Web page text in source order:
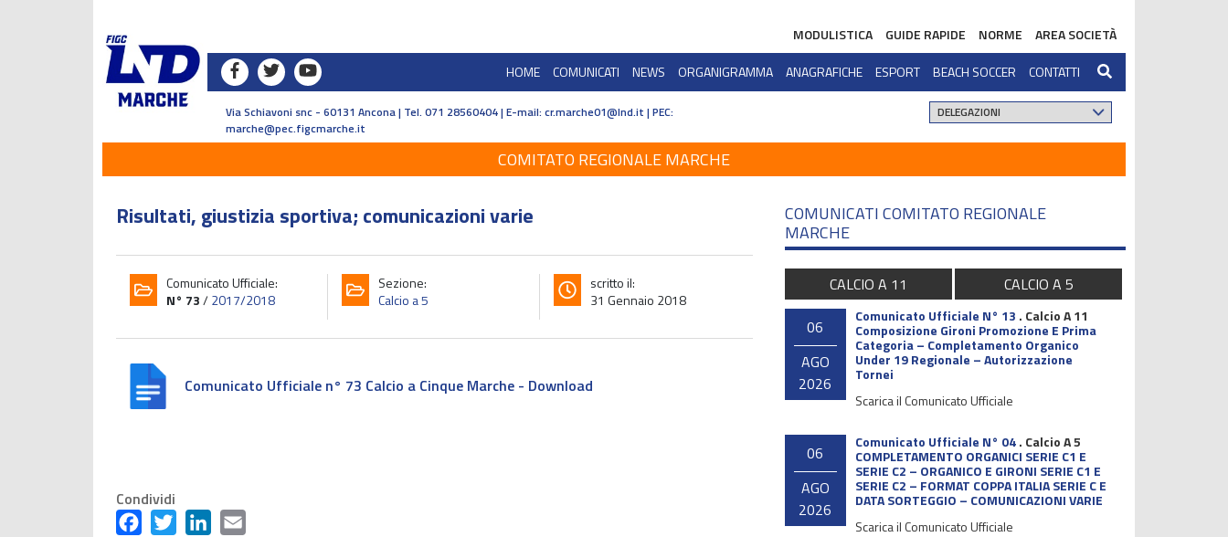
MODULISTICA GUIDE RAPIDE NORME
AREA SOCIETÀ
HOME
COMUNICATI NEWS ORGANIGRAMMA ANAGRAFICHE ESPORT BEACH SOCCER CONTATTI
Via Schiavoni snc - 60131 Ancona | Tel. 071 28560404 | E-mail: cr.marche01@lnd.it | PEC:
marche@pec.figcmarche.it
COMITATO REGIONALE MARCHE
Risultati, giustizia sportiva; comunicazioni varie
Comunicato Ufficiale:
N° 73/2017/2018
Sezione:
Calcio a 5
scritto il:
31 Gennaio 2018
Comunicato Ufficiale n° 73 Calcio a Cinque Marche - Download
Condividi
FacebookTwitter LinkedIn
COMUNICATI COMITATO REGIONALE
MARCHE
CALCIO A 11
CALCIO A 5
06
AGO
2026
Comunicato Ufficiale N° 13 . Calcio A 11
Composizione Gironi Promozione E Prima
Categoria – Completamento Organico
Under 19 Regionale – Autorizzazione
Tornei
Scarica il Comunicato Ufficiale
06
AGO
2026
Comunicato Ufficiale N° 04. Calcio A 5
COMPLETAMENTO ORGANICI SERIE C1 E
SERIE C2 – ORGANICO E GIRONI SERIE C1 E
SERIE C2 – FORMAT COPPA ITALIA SERIE C E
DATA SORTEGGIO – COMUNICAZIONI VARIE
Scarica il Comunicato Ufficiale